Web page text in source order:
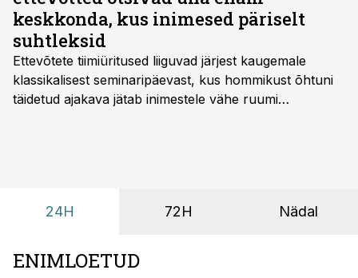
keskkonda, kus inimesed päriselt
suhtleksid
Ettevõtete tiimiüritused liiguvad järjest kaugemale
klassikalisest seminaripäevast, kus hommikust õhtuni
täidetud ajakava jätab inimestele vähe ruumi
24H 72H Nädal
ENIMLOETUD